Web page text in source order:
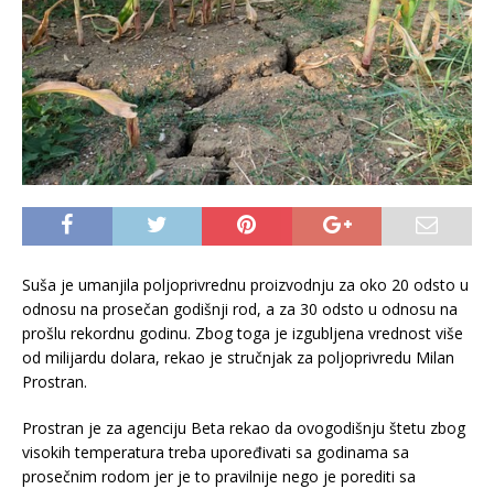
Suša je umanjila poljoprivrednu proizvodnju za oko 20 odsto u
odnosu na prosečan godišnji rod, a za 30 odsto u odnosu na
prošlu rekordnu godinu. Zbog toga je izgubljena vrednost više
od milijardu dolara, rekao je stručnjak za poljoprivredu Milan
Prostran.
Prostran je za agenciju Beta rekao da ovogodišnju štetu zbog
visokih temperatura treba upoređivati sa godinama sa
prosečnim rodom jer je to pravilnije nego je porediti sa